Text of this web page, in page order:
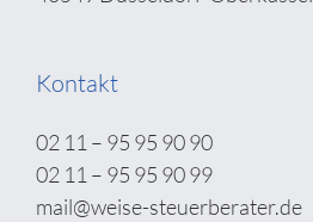
Kontakt
02 11 – 95 95 90 90
02 11 – 95 95 90 99
mail@weise-steuerberater.de